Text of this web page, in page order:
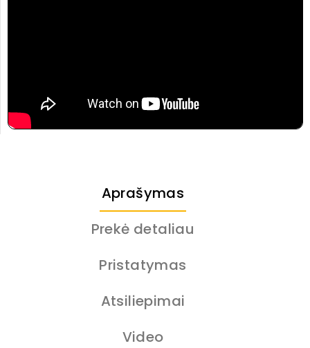
Aprašymas
Prekė detaliau
Pristatymas
Atsiliepimai
Video